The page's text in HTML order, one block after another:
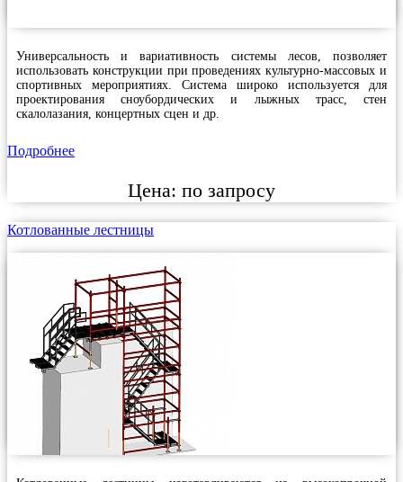
Универсальность и вариативность системы лесов, позволяет
использовать конструкции при проведениях культурно-массовых и
спортивных мероприятиях. Система широко используется для
проектирования сноубордических и лыжных трасс, стен
скалолазания, концертных сцен и др.
Подробнее
Цена: по запросу
Котлованные лестницы